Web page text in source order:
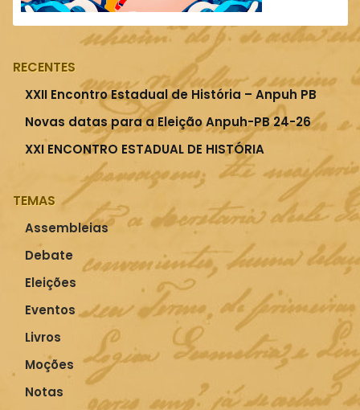
RECENTES
XXII Encontro Estadual de História – Anpuh PB
Novas datas para a Eleição Anpuh-PB 24-26
XXI ENCONTRO ESTADUAL DE HISTÓRIA
TEMAS
Assembleias
Debate
Eleições
Eventos
Livros
Moções
Notas